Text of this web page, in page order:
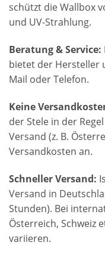
schützt die Wallbox
und UV-Strahlung.
Beratung & Service:
bietet der Hersteller
Mail oder Telefon.
Keine
der Stele in der
Versand (z. B.
Versandkosten an.
Schneller Versand:
Versand in
Stunden). Bei
Österreich, Schweiz
variieren.